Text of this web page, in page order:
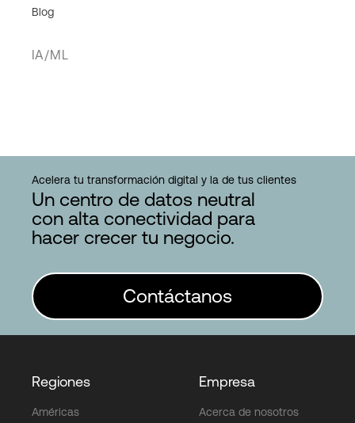
Blog
IA/ML
Acelera tu transformación digital y la de tus clientes
Un centro de datos neutral
con alta conectividad para
hacer crecer tu negocio.
Contáctanos
Regiones
Américas
Empresa
Acerca de nosotros